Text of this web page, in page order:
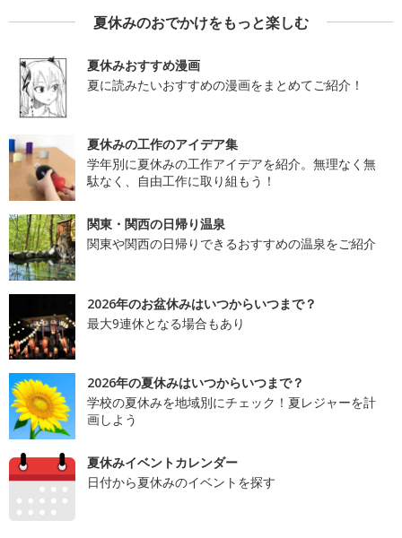
夏休みのおでかけをもっと楽しむ
夏休みおすすめ漫画
夏に読みたいおすすめの漫画をまとめてご紹介！
夏休みの工作のアイデア集
学年別に夏休みの工作アイデアを紹介。無理なく無
駄なく、自由工作に取り組もう！
関東・関西の日帰り温泉
関東や関西の日帰りできるおすすめの温泉をご紹介
2026年のお盆休みはいつからいつまで？
最大9連休となる場合もあり
2026年の夏休みはいつからいつまで？
学校の夏休みを地域別にチェック！夏レジャーを計
画しよう
夏休みイベントカレンダー
日付から夏休みのイベントを探す